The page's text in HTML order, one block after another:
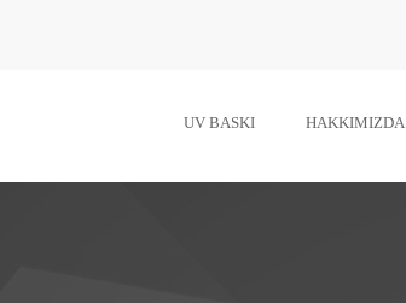
UV BASKI HAKKIMIZDA